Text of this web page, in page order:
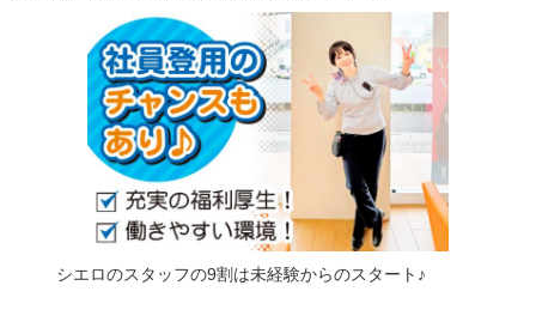
シエロのスタッフの9割は未経験からのスタート♪